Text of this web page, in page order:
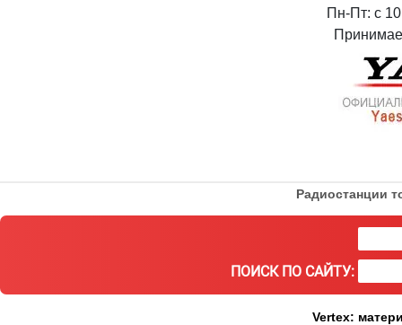
Пн-Пт: с
Радиостанции
ПОИСК ПО САЙТУ:
Vertex: